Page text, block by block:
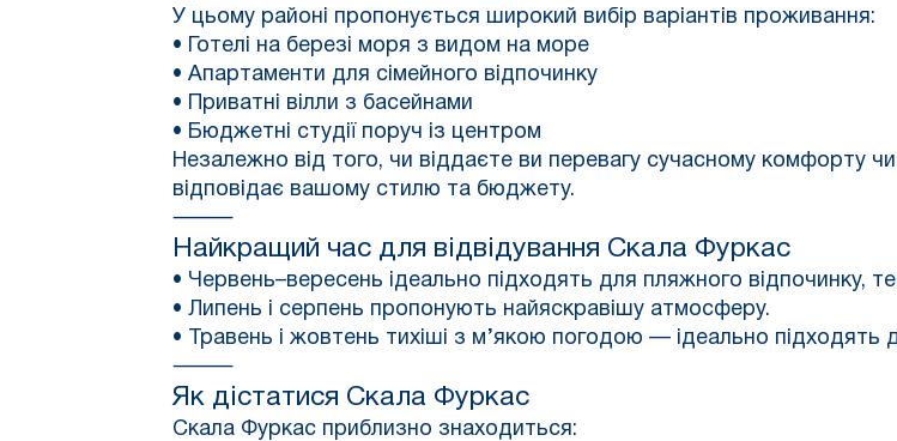
У цьому районі пропонується широкий вибір варіантів проживання:
• Готелі на березі моря з видом на море
• Апартаменти для сімейного відпочинку
• Приватні вілли з басейнами
• Бюджетні студії поруч із центром
Незалежно від того, чи віддаєте ви перевагу сучасному комфорту
відповідає вашому стилю та бюджету.
⸻
Найкращий час для відвідування Скала Фуркас
• Червень–вересень ідеально підходять для пляжного відпочинку,
• Липень і серпень пропонують найяскравішу атмосферу.
• Травень і жовтень тихіші з м’якою погодою — ідеально підходять
⸻
Як дістатися Скала Фуркас
Скала Фуркас приблизно знаходиться: